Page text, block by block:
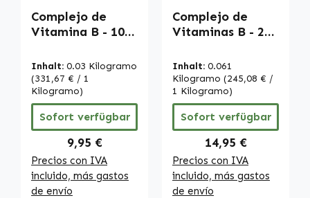
Durchschnittliche Bewertung von 4.5 von 5 Sternen
Complejo de
Vitamina B - 100
fáciles de tragar
- para sistema
inmunológico,
cabello, contra el
cansancio y más -
alta dosis y
vegano | Warnke
Vitalstoffe
Inhalt: 0.03 Kilogramo
(331,67 € / 1
Kilogramo)
Sofort verfügbar
Regulärer Preis:
9,95 €
Precios con IVA
incluido, más gastos
de envío
Durchschnittliche
Complejo de
Vitaminas B - 250
fáciles de tragar
- para sistema
inmunológico,
cabello, contra el
cansancio y más -
alta dosis y
vegano | Warnke
Vitalstoffe
Inhalt: 0.061
Kilogramo (245,08 € /
1 Kilogramo)
Sofort verfügbar
Regulärer Preis:
14,95 €
Precios con IVA
incluido, más gastos
de envío